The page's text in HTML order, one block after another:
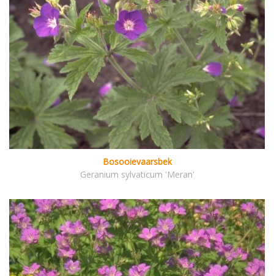
Bosooievaarsbek
Geranium sylvaticum 'Meran'